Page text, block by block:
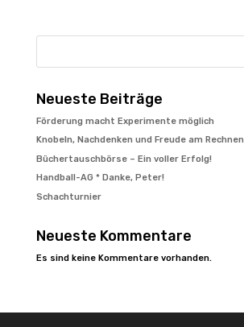
Neueste Beiträge
Förderung macht Experimente möglich
Knobeln, Nachdenken und Freude am Rechnen
Büchertauschbörse – Ein voller Erfolg!
Handball-AG * Danke, Peter!
Schachturnier
Neueste Kommentare
Es sind keine Kommentare vorhanden.